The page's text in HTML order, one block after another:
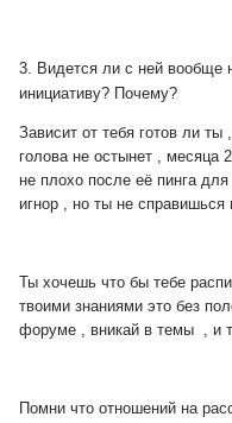
3. Видется ли с ней вообще
инициативу? Почему?
Зависит от тебя готов ли ты
голова не остынет , месяца
не плохо после её пинга
игнор , но ты не справишься
Ты хочешь что бы тебе
твоими знаниями это без
форуме , вникай в темы , и
Помни что отношений на